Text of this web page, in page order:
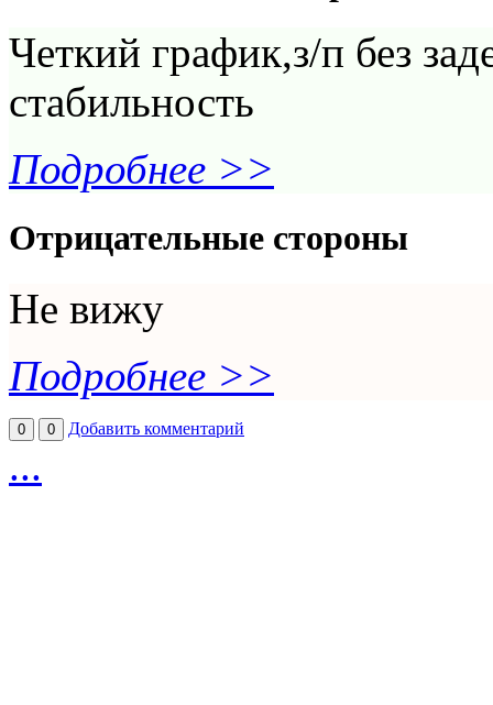
Четкий график,з/п без
стабильность
Подробнее >>
Отрицательные стороны
Не вижу
Подробнее >>
0 0 Добавить комментарий
...